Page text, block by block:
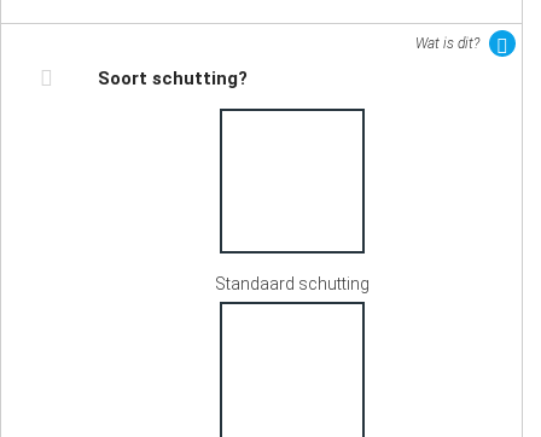
Wat is dit?
Soort schutting?
Standaard schutting